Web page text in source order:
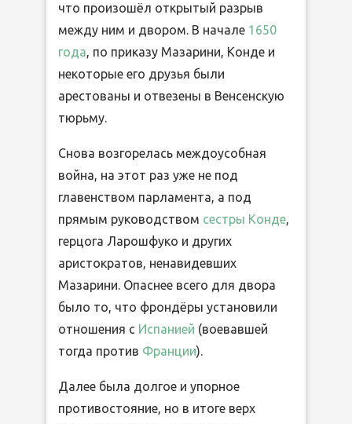
что произошёл открытый разрыв
между ним и двором. В начале 1650
года, по приказу Мазарини, Конде и
некоторые его друзья были
арестованы и отвезены в Венсенскую
тюрьму.
Снова возгорелась междоусобная
война, на этот раз уже не под
главенством парламента, а под
прямым руководством сестры Конде,
герцога Ларошфуко и других
аристократов, ненавидевших
Мазарини. Опаснее всего для двора
было то, что фрондёры установили
отношения с Испанией (воевавшей
тогда против Франции).
Далее была долгое и упорное
противостояние, но в итоге верх